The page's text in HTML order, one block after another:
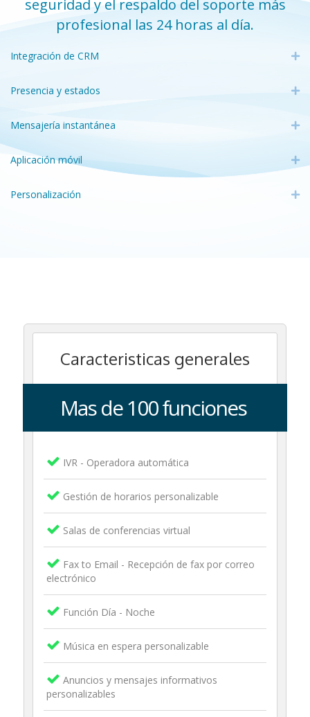
seguridad y el respaldo del soporte más
profesional las 24 horas al día.
Integración de CRM
Presencia y estados
Mensajería instantánea
Aplicación móvil
Personalización
Caracteristicas generales
Mas de 100 funciones
IVR - Operadora automática
Gestión de horarios personalizable
Salas de conferencias virtual
Fax to Email - Recepción de fax por correo
electrónico
Función Día - Noche
Música en espera personalizable
Anuncios y mensajes informativos
personalizables